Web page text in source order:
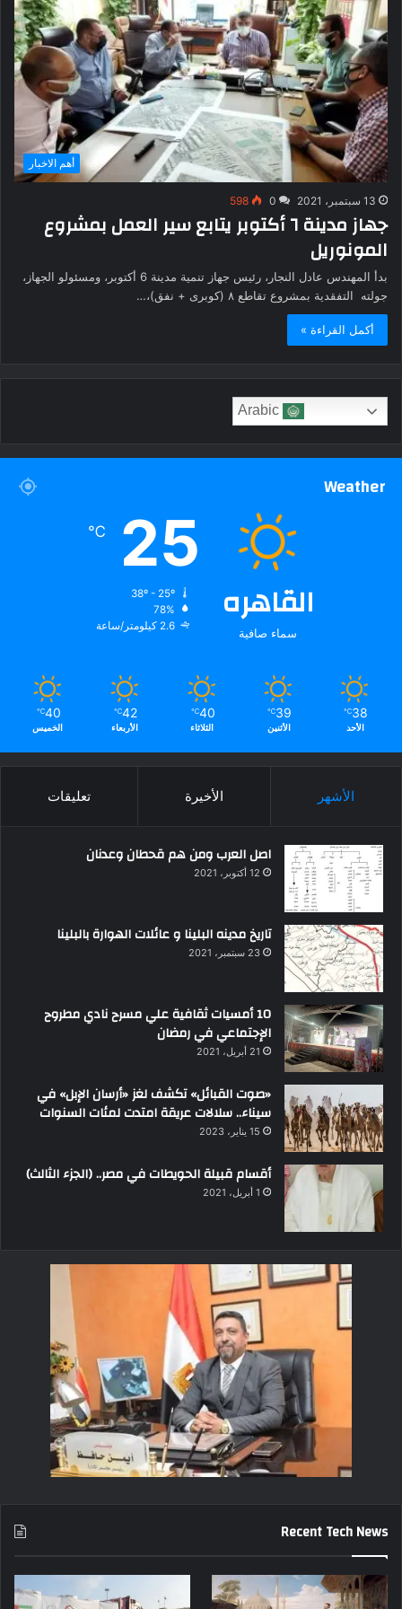
أهم الاخبار
13 سبتمبر، 2021 0
598
جهاز مدينة ٦ أكتوبر يتابع سير العمل بمشروع
المونوريل
بدأ المهندس عادل النجار، رئيس جهاز تنمية مدينة 6 أكتوبر، ومسئولو الجهاز،
جولته التفقدية بمشروع تقاطع ٨ (كوبرى + نفق)،…
أكمل القراءة »
Weather
القاهره
سماء صافية
25
℃
78%
2.6 كيلومتر/ساعة
38
℃
الأحد
39
℃
الأثنين
40
℃
الثلاثاء
42
℃
الأربعاء
40
℃
الخميس
الأشهر الأخيرة تعليقات
اصل العرب ومن هم قحطان وعدنان
12 أكتوبر، 2021
تاريخ مدينه البلينا و عائلات الهوارة بالبلينا
23 سبتمبر، 2021
10 أمسيات ثقافية علي مسرح نادي مطروح
الإجتماعي في رمضان
21 أبريل، 2021
«صوت القبائل» تكشف لغز «أرسان الإبل» في
سيناء.. سلالات عريقة امتدت لمئات السنوات
15 يناير، 2023
أقسام قبيلة الحويطات في مصر.. (الجزء الثالث)
1 أبريل، 2021
Recent Tech News